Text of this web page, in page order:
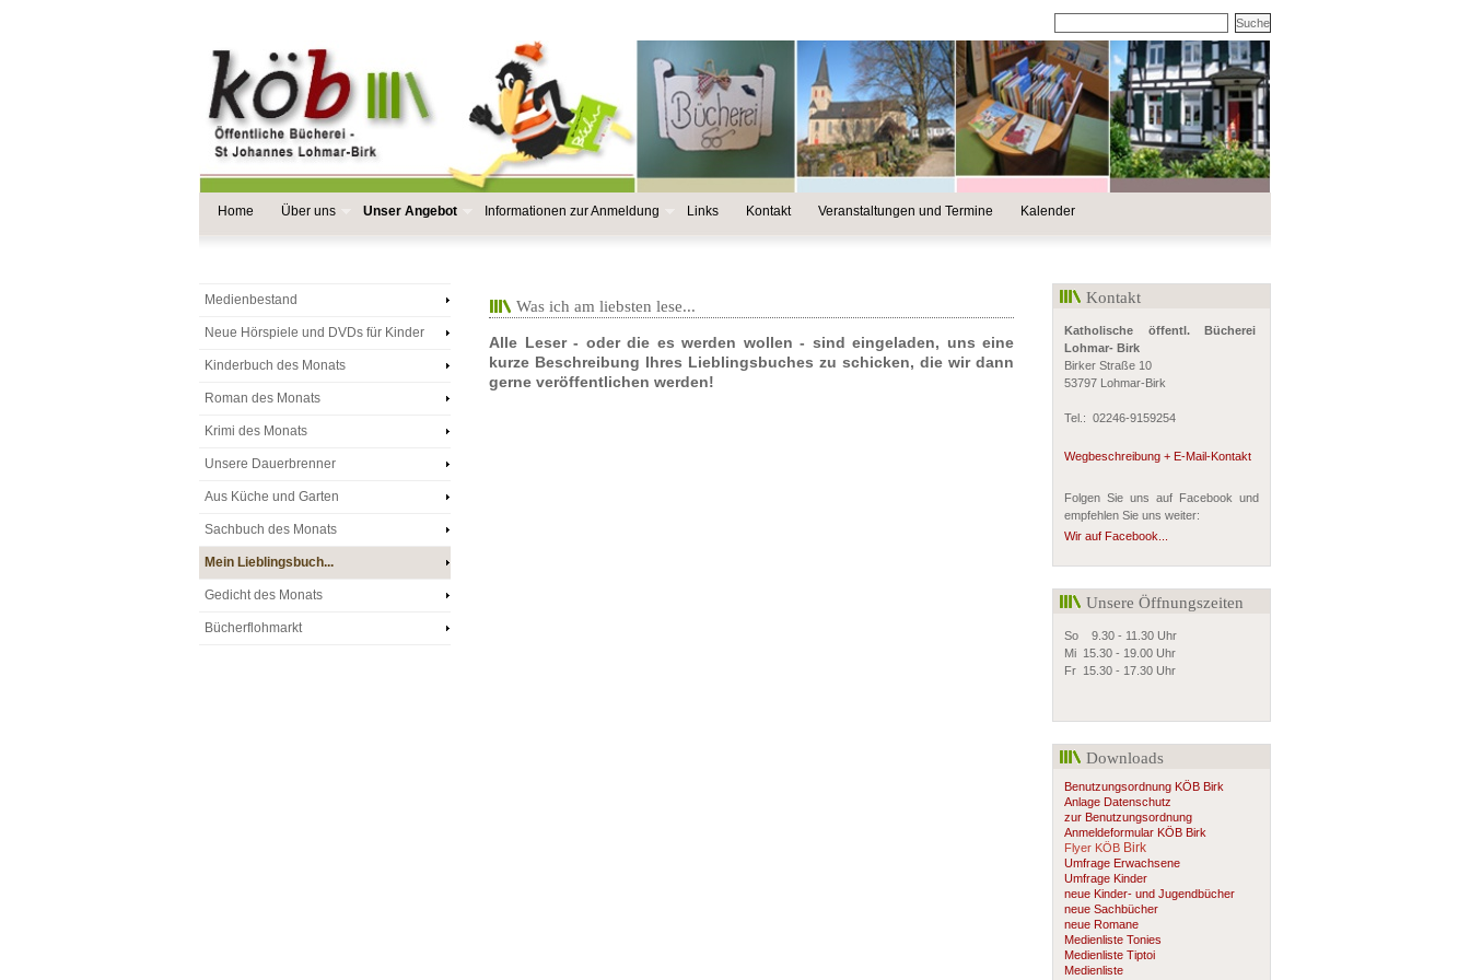
Home Über uns Unser Angebot Informationen zur Anmeldung Links Kontakt Veranstaltungen und Termine Kalender
Medienbestand
Neue Hörspiele und DVDs für Kinder
Kinderbuch des Monats
Roman des Monats
Krimi des Monats
Unsere Dauerbrenner
Aus Küche und Garten
Sachbuch des Monats
Mein Lieblingsbuch...
Gedicht des Monats
Bücherflohmarkt
Kontakt
Katholische öffentl. Bücherei
Lohmar- Birk
Birker Straße 10
53797 Lohmar-Birk
Tel.: 02246-9159254
Wegbeschreibung + E-Mail-Kontakt
Folgen Sie uns auf Facebook und
empfehlen Sie uns weiter:
Wir auf Facebook...
Unsere Öffnungszeiten
So 9.30 - 11.30 Uhr
Mi 15.30 - 19.00 Uhr
Fr 15.30 - 17.30 Uhr
Downloads
Benutzungsordnung KÖB Birk
Anlage Datenschutz
zur Benutzungsordnung
Anmeldeformular KÖB Birk
Flyer KÖB Birk
Umfrage Erwachsene
Umfrage Kinder
neue Kinder- und Jugendbücher
neue Sachbücher
neue Romane
Medienliste Tonies
Medienliste Tiptoi
Medienliste
Was ich am liebsten lese...
Alle Leser - oder die es werden wollen - sind eingeladen, uns eine
kurze Beschreibung Ihres Lieblingsbuches zu schicken, die wir dann
gerne veröffentlichen werden!